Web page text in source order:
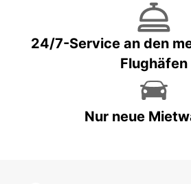
24/7-Service an den
Flughäfen
Nur neue